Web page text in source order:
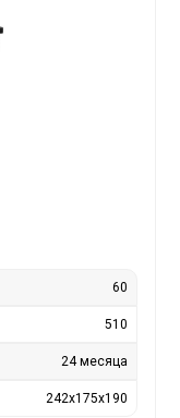
60
510
24 месяца
242x175x190